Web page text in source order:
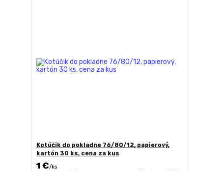
Kotúčik do pokladne 76/80/12, papierový,
kartón 30 ks, cena za kus
1 €/ks